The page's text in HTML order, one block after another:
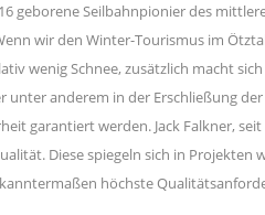
geborene Seilbahnpionier des
wir den Winter-Tourismus im
wenig Schnee, zusätzlich macht
unter anderem in der Erschließung
garantiert werden. Jack Falkner,
Diese spiegeln sich in Projekten
höchste